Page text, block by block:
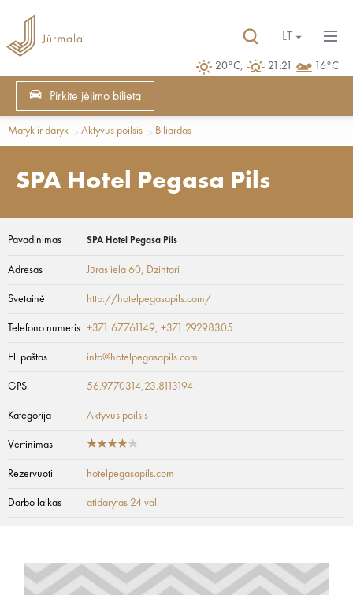
20°C, 21:21 16°C
LT
Pirkite įėjimo bilietą
Matyk ir daryk Aktyvus poilsis Biliardas
SPA Hotel Pegasa Pils
Pavadinimas SPA Hotel Pegasa Pils
Adresas Jūras iela 60, Dzintari
Svetainė http://hotelpegasapils.com/
Telefono numeris +371 67761149, +371 29298305
El. paštas info@hotelpegasapils.com
GPS 56.9770314,23.8113194
Kategorija Aktyvus poilsis
Vertinimas
Rezervuoti hotelpegasapils.com
Darbo laikas atidarytas 24 val.